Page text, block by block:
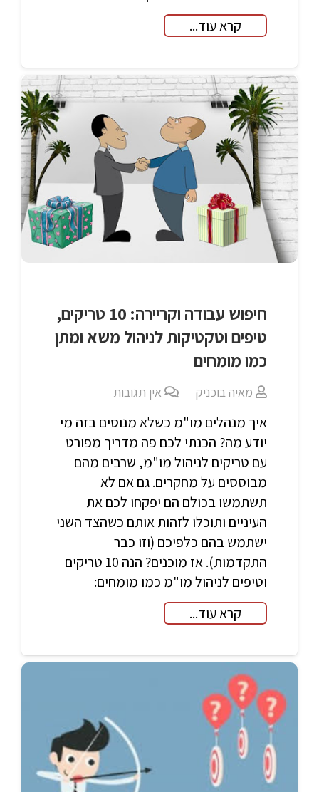
קרא עוד...
חיפוש עבודה וקריירה: 10 טריקים,
טיפים וטקטיקות לניהול משא ומתן
כמו מומחים
מאיה בוכניק אין תגובות
איך מנהלים מו"מ כשלא מנוסים בזה מי
יודע מה? הכנתי לכם פה מדריך מפורט
עם טריקים לניהול מו"מ, שרבים מהם
מבוססים על מחקרים. גם אם לא
תשתמשו בכולם הם יפקחו לכם את
העיניים ותוכלו לזהות אותם כשהצד השני
ישתמש בהם כלפיכם (וזו כבר
התקדמות). אז מוכנים? הנה 10 טריקים
וטיפים לניהול מו"מ כמו מומחים:
קרא עוד...